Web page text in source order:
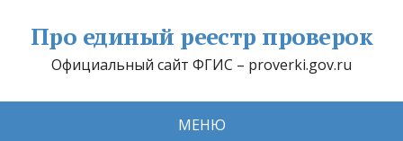
Про единый реестр проверок
Официальный сайт ФГИС – proverki.gov.ru
МЕНЮ